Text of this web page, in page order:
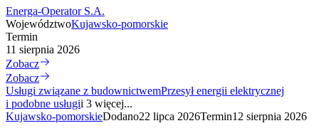
Energa-Operator S.A.
WojewództwoKujawsko-pomorskie
Termin
11 sierpnia 2026
Zobacz
Zobacz
Usługi związane z budownictwemPrzesył energii elektrycznej
i podobne usługii 3 więcej...
Kujawsko-pomorskieDodano22 lipca 2026Termin12 sierpnia 2026